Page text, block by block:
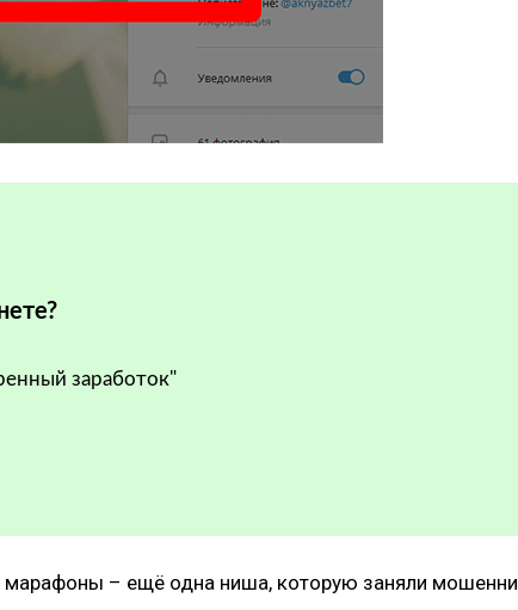
заработок"
марафоны – ещё одна ниша, которую заняли